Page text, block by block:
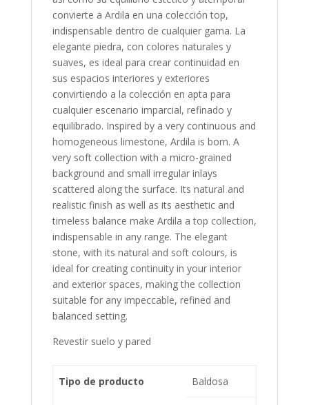
convierte a Ardila en una colección top,
indispensable dentro de cualquier gama. La
elegante piedra, con colores naturales y
suaves, es ideal para crear continuidad en
sus espacios interiores y exteriores
convirtiendo a la colección en apta para
cualquier escenario imparcial, refinado y
equilibrado. Inspired by a very continuous and
homogeneous limestone, Ardila is born. A
very soft collection with a micro-grained
background and small irregular inlays
scattered along the surface. Its natural and
realistic finish as well as its aesthetic and
timeless balance make Ardila a top collection,
indispensable in any range. The elegant
stone, with its natural and soft colours, is
ideal for creating continuity in your interior
and exterior spaces, making the collection
suitable for any impeccable, refined and
balanced setting.
Revestir suelo y pared
Tipo de producto Baldosa